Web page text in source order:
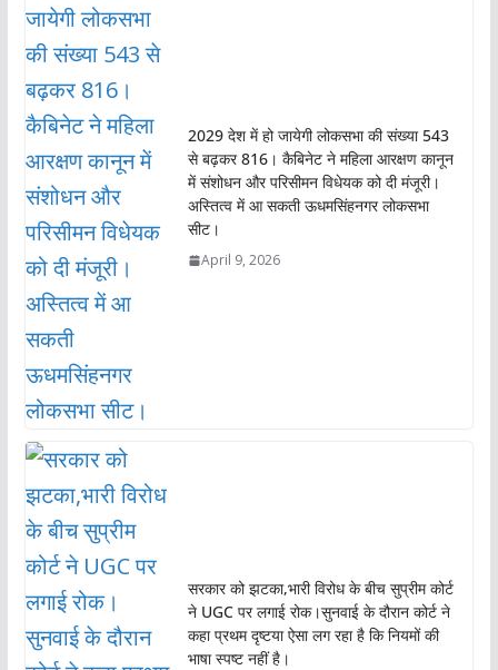
2029 देश में हो जायेगी लोकसभा की संख्या 543
से बढ़कर 816। कैबिनेट ने महिला आरक्षण कानून
में संशोधन और परिसीमन विधेयक को दी मंजूरी।
अस्तित्व में आ सकती ऊधमसिंहनगर लोकसभा
सीट।
April 9, 2026
सरकार को झटका,भारी विरोध के बीच सुप्रीम कोर्ट
ने UGC पर लगाई रोक।सुनवाई के दौरान कोर्ट ने
कहा प्रथम दृष्टया ऐसा लग रहा है कि नियमों की
भाषा स्पष्ट नहीं है।